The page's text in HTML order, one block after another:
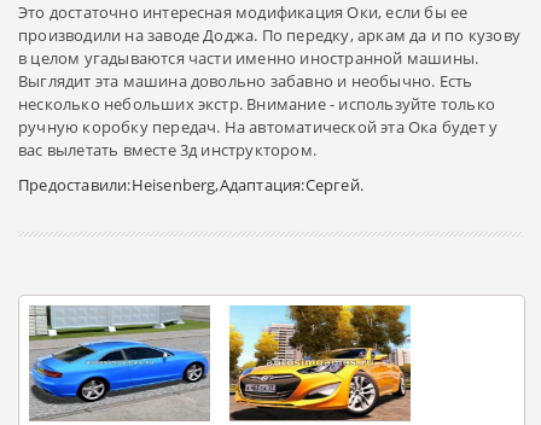
Это достаточно интересная модификация Оки, если бы ее
производили на заводе Доджа. По передку, аркам да и по кузову
в целом угадываются части именно иностранной машины.
Выглядит эта машина довольно забавно и необычно. Есть
несколько небольших экстр. Внимание - используйте только
ручную коробку передач. На автоматической эта Ока будет у
вас вылетать вместе 3д инструктором.
Предоставили:Heisenberg,Адаптация:Сергей.